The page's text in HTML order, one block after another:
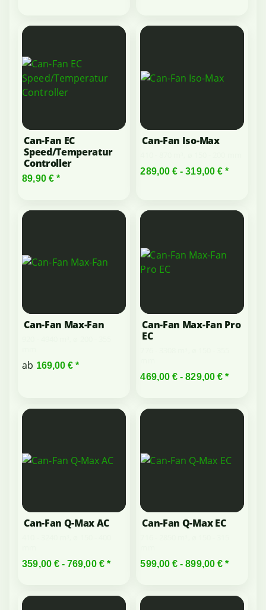
Can-Fan EC
Speed/Temperatur
Controller
89,90 € *
Can-Fan Iso-Max
289,00 € -319,00 €*
Can-Fan Max-Fan
ab 169,00 €*
Can-Fan Max-Fan Pro
EC
469,00 € -829,00 €*
Can-Fan Q-Max AC
359,00 € -769,00 € *
Can-Fan Q-Max EC
599,00 € -899,00 €*